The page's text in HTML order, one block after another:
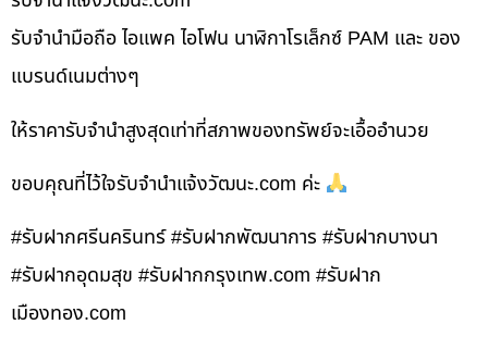
รับจำนำมือถือ ไอแพค ไอโฟน นาฬิกาโรเล็กซ์ PAM และ ของ
แบรนด์เนมต่างๆ
ให้ราคารับจำนำสูงสุดเท่าที่สภาพของทรัพย์จะเอื้ออำนวย
ขอบคุณที่ไว้ใจรับจำนำแจ้งวัฒนะ.com ค่ะ
#รับฝากศรีนครินทร์ #รับฝากพัฒนาการ #รับฝากบางนา
#รับฝากอุดมสุข #รับฝากกรุงเทพ.com #รับฝาก
เมืองทอง.com